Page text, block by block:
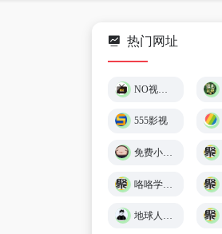
热门网址
555影视
免费小游戏在线玩 🕹️ 小猪秒玩
地球人导航 - 探索全网优质免费资源